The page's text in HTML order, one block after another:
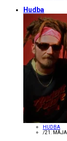
Hudba
HUDBA
/21.